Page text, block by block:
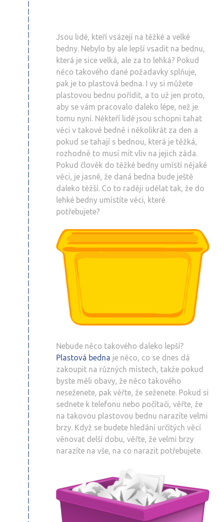
Jsou lidé, kteří vsázejí na těžké a velké
bedny. Nebylo by ale lepší vsadit na bednu,
která je sice velká, ale za to lehká? Pokud
něco takového dané požadavky splňuje,
pak je to plastová bedna. I vy si můžete
plastovou bednu pořídit, a to už jen proto,
aby se vám pracovalo daleko lépe, než je
tomu nyní. Někteří lidé jsou schopni tahat
věci v takové bedně i několikrát za den a
pokud se tahají s bednou, která je těžká,
rozhodně to musí mít vliv na jejich záda.
Pokud člověk do těžké bedny umístí nějaké
věci, je jasné, že daná bedna bude ještě
daleko těžší. Co to raději udělat tak, že do
lehké bedny umístíte věci, které
potřebujete?
Nebude něco takového daleko lepší?
Plastová bedna je něco, co se dnes dá
zakoupit na různých místech, takže pokud
byste měli obavy, že něco takového
neseženete, pak věřte, že seženete. Pokud si
sednete k telefonu nebo počítači, věřte, že
na takovou plastovou bednu narazíte velmi
brzy. Když se budete hledání určitých věcí
věnovat delší dobu, věřte, že velmi brzy
narazíte na vše, na co narazit potřebujete.